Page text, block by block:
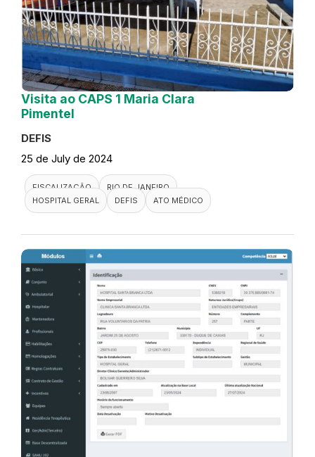
Visita ao CAPS 1 Maria Clara
Pimentel
DEFIS
25 de July de 2024
FISCALIZAÇÃO
RIO DE JANEIRO
HOSPITAL GERAL
DEFIS ATO MÉDICO